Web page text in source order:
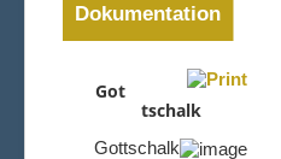
Dokumentation
Got
tschalk
Gottschalk